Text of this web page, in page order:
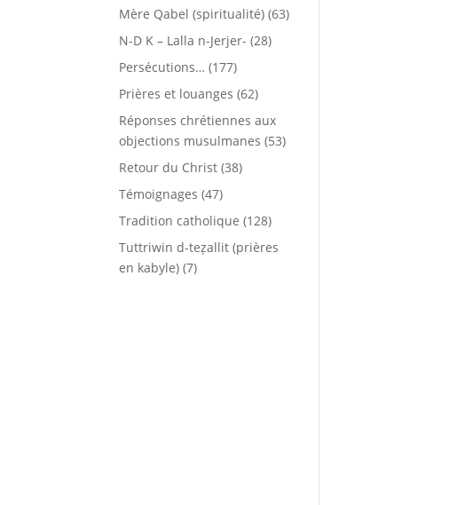
Mère Qabel (spiritualité) (63)
N-D K – Lalla n-Jerjer- (28)
Persécutions… (177)
Prières et louanges (62)
Réponses chrétiennes aux
objections musulmanes (53)
Retour du Christ (38)
Témoignages (47)
Tradition catholique (128)
Tuttriwin d-teẓallit (prières
en kabyle) (7)